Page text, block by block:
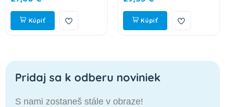
Kúpiť Kúpiť
Pridaj sa k odberu noviniek
S nami zostaneš stále v obraze!